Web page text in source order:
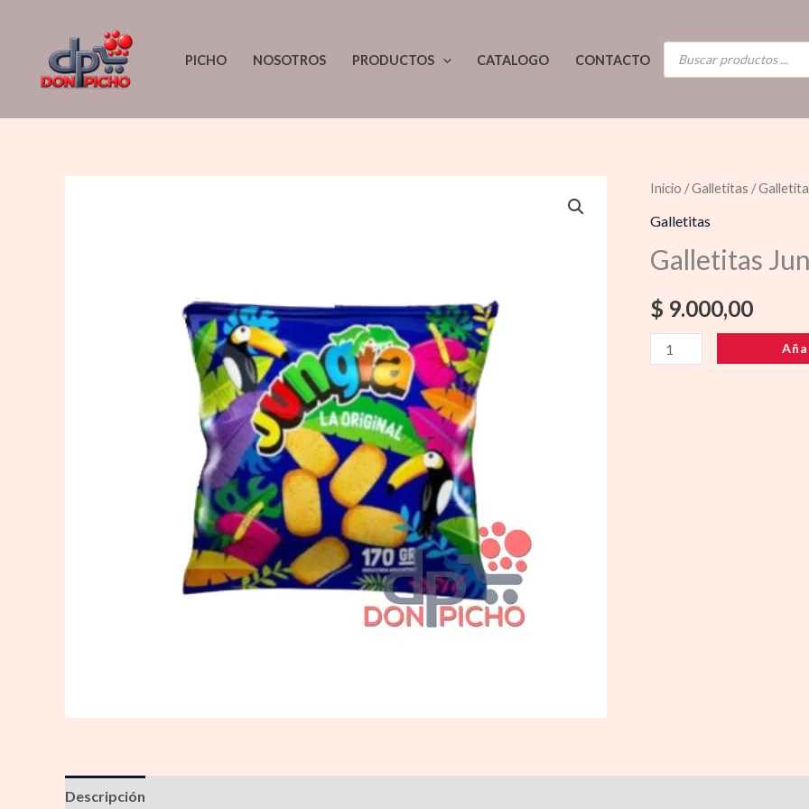
contenido
PICHO NOSOTROS PRODUCTOS CATALOGO CONTACTO
BÚSQUEDA
DE
PRODUCTOS
Inicio /Galletitas /
Galletitas
Galletitas
$ 9.000,00
Galletitas
Jungla
cantidad
Descripción